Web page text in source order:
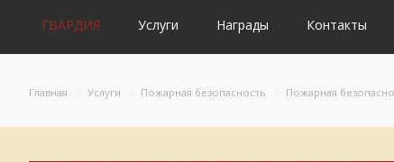
ГВАРДИЯ Услуги Награды Контакты
Главная Услуги Пожарная безопасность Пожарная